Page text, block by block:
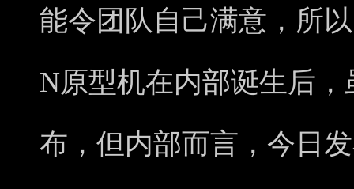
能令团队自己满意，所
N原型机在内部诞生后
布，但内部而言，今日